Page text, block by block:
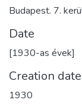
Budapest. 7.
Date
[1930-as évek]
Creation date
1930